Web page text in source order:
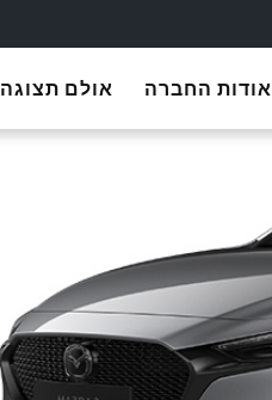
אולם תצוגה אודות החברה